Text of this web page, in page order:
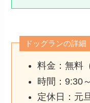
ドッグランの詳細
料金：無料
時間：9:30
定休日：元